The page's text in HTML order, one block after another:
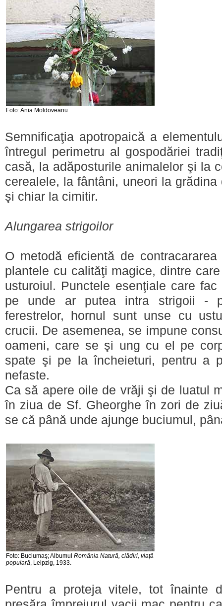
Foto: Ania Moldoveanu
Semnificaţia apotropaică a
întregul perimetru al gospodăriei
casă, la adăposturile animalelor şi la
cerealele, la fântâni, uneori la
şi chiar la cimitir.
Alungarea strigoilor
O metodă eficientă de
plantele cu calităţi magice, dintre
usturoiul. Punctele esenţiale care
pe unde ar putea intra strigoii -
ferestrelor, hornul sunt unse cu
crucii. De asemenea, se impune
oameni, care se şi ung cu el pe
spate şi pe la încheieturi, pentru a
nefaste.
Ca să apere oile de vrăji şi de luatul
în ziua de Sf. Gheorghe în zori de
se că până unde ajunge buciumul,
Foto: Buciumaş; Albumul România Natură, clădiri, viaţă
populară, Leipzig, 1933.
Pentru a proteja vitele, tot înainte